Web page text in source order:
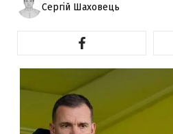
Сергій Шаховець